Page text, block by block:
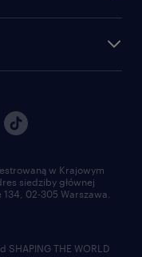
w Krajowym
siedziby głównej
02-305 Warszawa.
SHAPING THE WORLD